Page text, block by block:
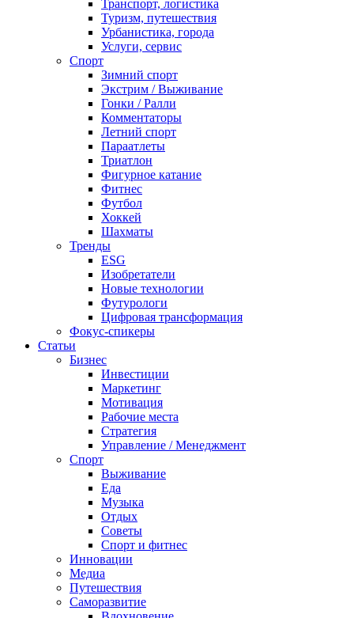
Транспорт, логистика
Туризм, путешествия
Урбанистика, города
Услуги, сервис
Спорт
Зимний спорт
Экстрим / Выживание
Гонки / Ралли
Комментаторы
Летний спорт
Параатлеты
Триатлон
Фигурное катание
Фитнес
Футбол
Хоккей
Шахматы
Тренды
ESG
Изобретатели
Новые технологии
Футурологи
Цифровая трансформация
Фокус-спикеры
Статьи
Бизнес
Инвестиции
Маркетинг
Мотивация
Рабочие места
Стратегия
Управление / Менеджмент
Спорт
Выживание
Еда
Музыка
Отдых
Советы
Спорт и фитнес
Инновации
Медиа
Путешествия
Саморазвитие